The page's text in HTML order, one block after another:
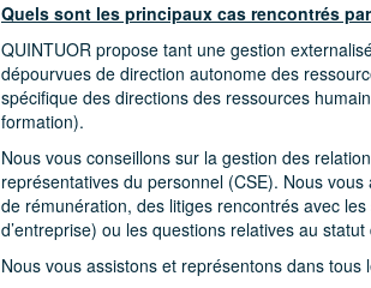
Quels sont les principaux cas rencontrés
QUINTUOR propose tant une gestion
dépourvues de direction autonome des
spécifique des directions des ressources
formation).
Nous vous conseillons sur la gestion des
représentatives du personnel (CSE). Nous
de rémunération, des litiges rencontrés avec
d’entreprise) ou les questions relatives au
Nous vous assistons et représentons dans